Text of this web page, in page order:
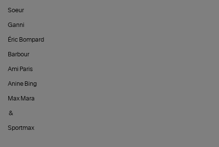
Soeur
Ganni
Éric Bompard
Barbour
Ami Paris
Anine Bing
Max Mara
&
Sportmax